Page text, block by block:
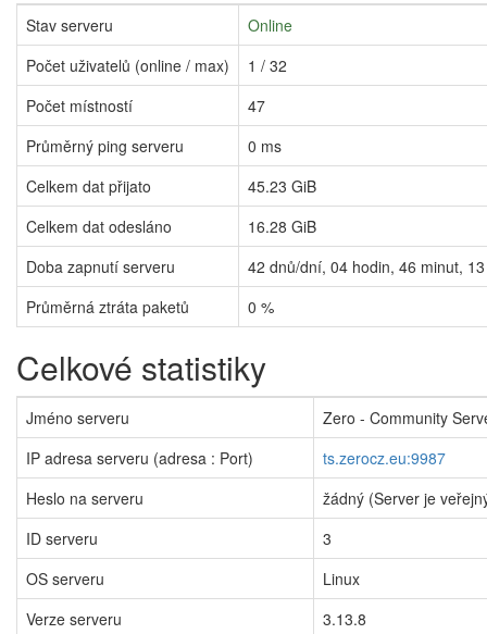
Stav serveru
Online
Počet uživatelů (online / max)
1 / 32
Počet místností
47
Průměrný ping serveru
0 ms
Celkem dat přijato
45.23 GiB
Celkem dat odesláno
16.28 GiB
Doba zapnutí serveru
42 dnů/dní, 04 hodin, 46 minut, 13
Průměrná ztráta paketů
0 %
Celkové statistiky
Jméno serveru
Zero - Community
IP adresa serveru (adresa : Port)
ts.zerocz.eu:9987
Heslo na serveru
žádný (Server je
ID serveru
3
OS serveru
Linux
Verze serveru
3.13.8